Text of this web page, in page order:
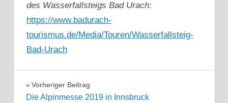
des Wasserfallsteigs Bad Urach:
https://www.badurach-
tourismus.de/Media/Touren/Wasserfallsteig-
Bad-Urach
Beitragsnavigation
Vorheriger Beitrag
Die Alpinmesse 2019 in Innsbruck